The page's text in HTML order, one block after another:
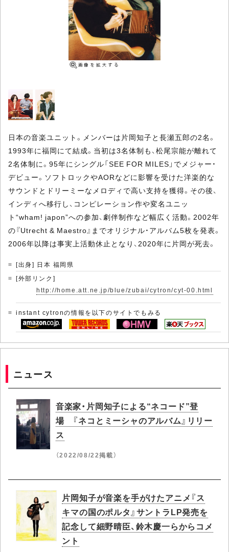
日本の音楽ユニット。メンバーは片岡知子と長瀬五郎の2名。
1993年に福岡にて結成。当初は3名体制も、松尾宗能が離れて
2名体制に。95年にシングル「SEE FOR MILES」でメジャー・
デビュー。ソフトロックやAORなどに影響を受けた洋楽的な
サウンドとドリーミーなメロディで高い支持を獲得。その後、
インディへ移行し、コンピレーション作や変名ユニッ
ト“wham! japon”への参加、劇伴制作など幅広く活動。2002年
の『Utrecht & Maestro』までオリジナル・アルバム5枚を発表。
2006年以降は事実上活動休止となり、2020年に片岡が死去。
[出身] 日本 福岡県
[外部リンク]
http://home.att.ne.jp/blue/zubai/cytron/cyt-00.html
instant cytronの情報を以下のサイトでもみる
ニュース
音楽家・片岡知子による“ネコード”登
場 『ネコとミーシャのアルバム』リリー
ス
（2022/08/22掲載）
片岡知子が音楽を手がけたアニメ『ス
キマの国のポルタ』サントラLP発売を
記念して細野晴臣、鈴木慶一らからコメ
ント